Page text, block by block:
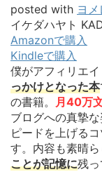
posted with ヨ
イケダハヤト
Amazonで購入
Kindleで購入
僕がアフィリエイ
っかけとなった本
の書籍。 月40万
ブログへの真摯
ピードを上げる
す。内容も素晴ら
ことが記憶に残っ